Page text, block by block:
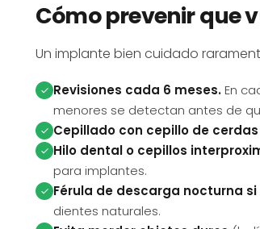
Cómo prevenir que
Un implante bien cuidado
Revisiones cada 6 meses.En
menores se detectan antes de
Cepillado con cepillo de
Hilo dental o cepillos
para implantes.
Férula de descarga nocturna
dientes naturales.